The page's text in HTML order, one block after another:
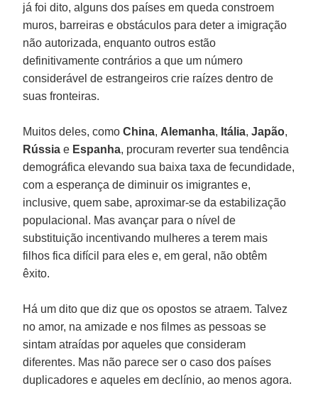
já foi dito, alguns dos países em queda constroem
muros, barreiras e obstáculos para deter a imigração
não autorizada, enquanto outros estão
definitivamente contrários a que um número
considerável de estrangeiros crie raízes dentro de
suas fronteiras.
Muitos deles, como China, Alemanha, Itália, Japão,
Rússia e Espanha, procuram reverter sua tendência
demográfica elevando sua baixa taxa de fecundidade,
com a esperança de diminuir os imigrantes e,
inclusive, quem sabe, aproximar-se da estabilização
populacional. Mas avançar para o nível de
substituição incentivando mulheres a terem mais
filhos fica difícil para eles e, em geral, não obtêm
êxito.
Há um dito que diz que os opostos se atraem. Talvez
no amor, na amizade e nos filmes as pessoas se
sintam atraídas por aqueles que consideram
diferentes. Mas não parece ser o caso dos países
duplicadores e aqueles em declínio, ao menos agora.